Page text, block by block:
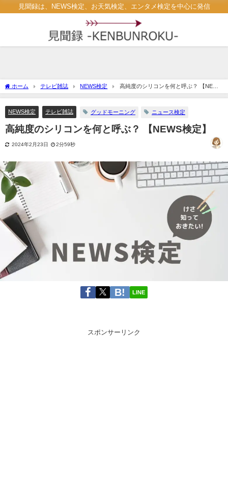
見聞録は、NEWS検定、お天気検定、エンタメ検定を中心に発信
ホーム テレビ雑誌 NEWS検定
高純度のシリコンを何と呼ぶ？ 【NEWS
検定】
NEWS検定 テレビ雑誌 グッドモーニング ニュース検定
高純度のシリコンを何と呼ぶ？ 【NEWS検定】
2024年2月23日 2分59秒
LINE
スポンサーリンク